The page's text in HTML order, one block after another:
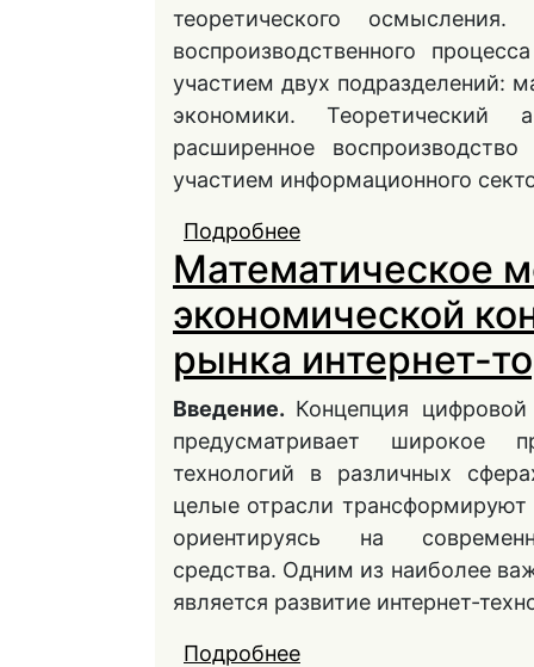
теоретического
воспроизводственного
участием двух подразделений:
экономики. Теоретический
расширенное
участием информационного
Подробнее
СЕКТОРА
Математическое
экономической
рынка интернет-
Введение. Концепция
предусматривает широкое
технологий в различных
целые отрасли
ориентируясь на
средства. Одним из наиболее
является развитие интернет-
Подробнее